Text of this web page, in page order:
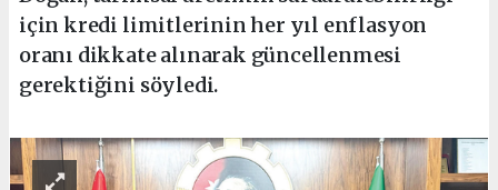
için kredi limitlerinin her yıl enflasyon
oranı dikkate alınarak güncellenmesi
gerektiğini söyledi.